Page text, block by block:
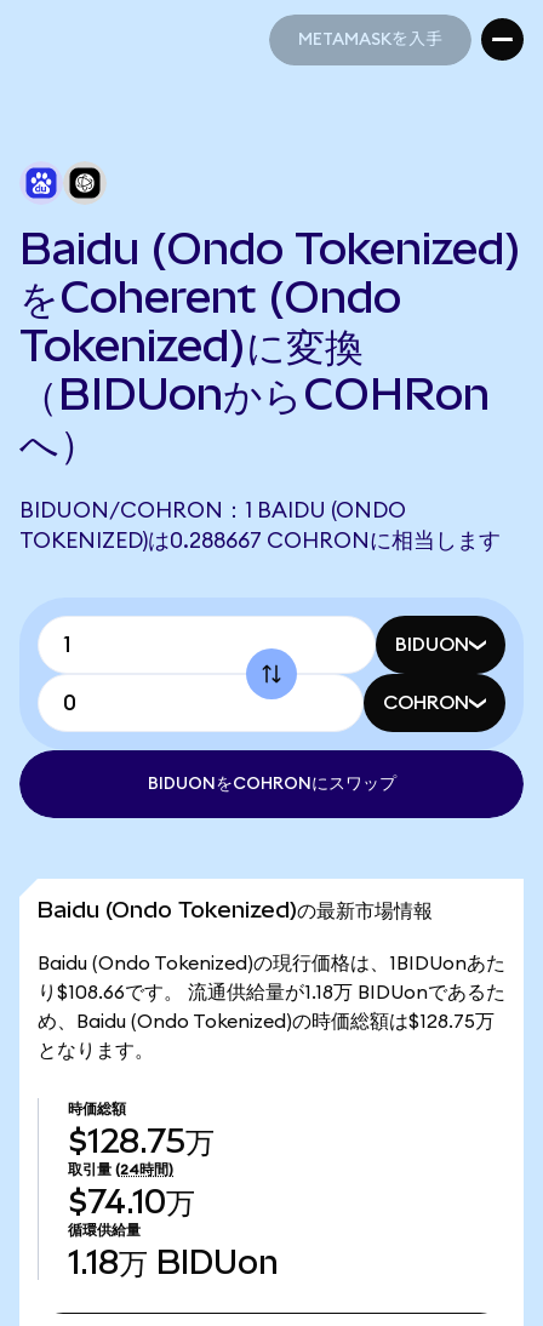
METAMASKを入手
Baidu (Ondo Tokenized)
をCoherent (Ondo
Tokenized)に変換
（BIDUonからCOHRon
へ）
BIDUON/COHRON：1 BAIDU (ONDO
TOKENIZED)は0.288667 COHRONに相当します
BIDUON
COHRON
BIDUONをCOHRONにスワップ
Baidu (Ondo Tokenized)の最新市場情報
Baidu (Ondo Tokenized)の現行価格は、1BIDUonあた
り$108.66です。 流通供給量が1.18万 BIDUonであるた
め、Baidu (Ondo Tokenized)の時価総額は$128.75万
となります。
時価総額
$128.75万
取引量 (24時間)
$74.10万
循環供給量
1.18万 BIDUon